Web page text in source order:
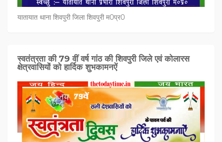
यातायात थाना शिवपुरी जिला शिवपुरी म0प्र0
स्वतंत्रता की 79 वीं वर्ष गांठ की शिवपुरी जिले एवं कोलारस
क्षेत्रवासियों को हार्दिक शुभकामनऐं